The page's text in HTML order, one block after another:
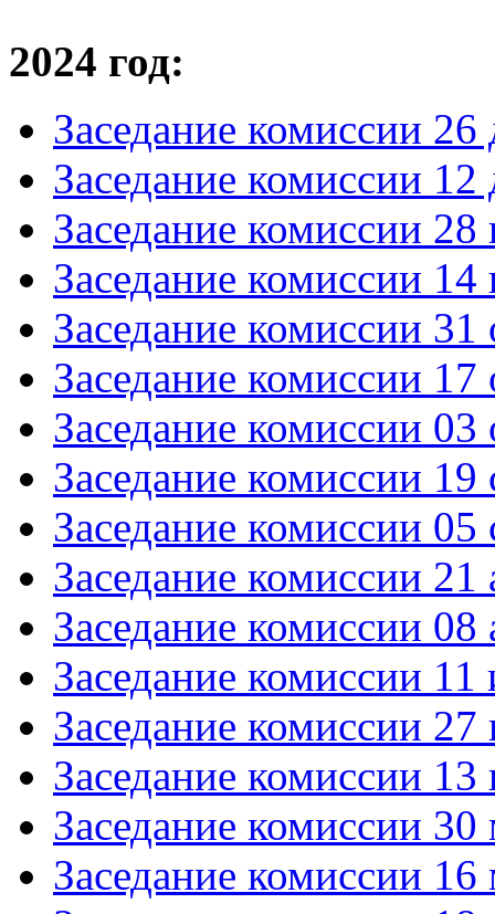
2024 год:
Заседание комиссии 26
Заседание комиссии 12
Заседание комиссии
Заседание комиссии
Заседание комиссии 31
Заседание комиссии 17
Заседание комиссии 03
Заседание комиссии 19
Заседание комиссии 05
Заседание комиссии 21
Заседание комиссии 08
Заседание комиссии
Заседание комиссии
Заседание комиссии
Заседание комиссии
Заседание комиссии